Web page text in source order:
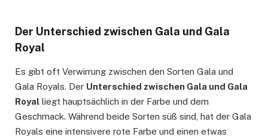
Der Unterschied zwischen Gala und Gala
Royal
Es gibt oft Verwirrung zwischen den Sorten Gala und
Gala Royals. Der Unterschied zwischen Gala und Gala
Royal liegt hauptsächlich in der Farbe und dem
Geschmack. Während beide Sorten süß sind, hat der Gala
Royals eine intensivere rote Farbe und einen etwas